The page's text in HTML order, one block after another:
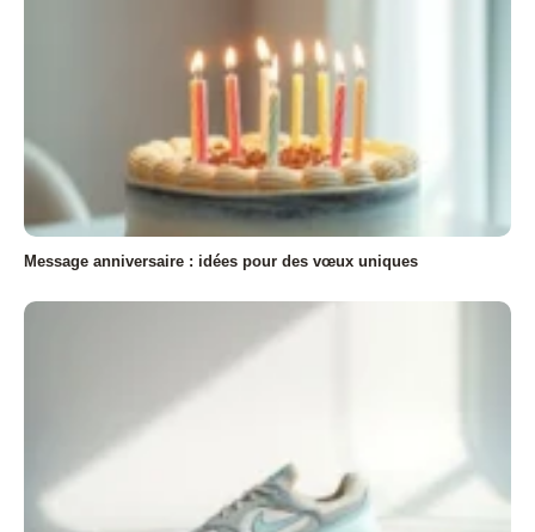
Message anniversaire : idées pour des vœux uniques